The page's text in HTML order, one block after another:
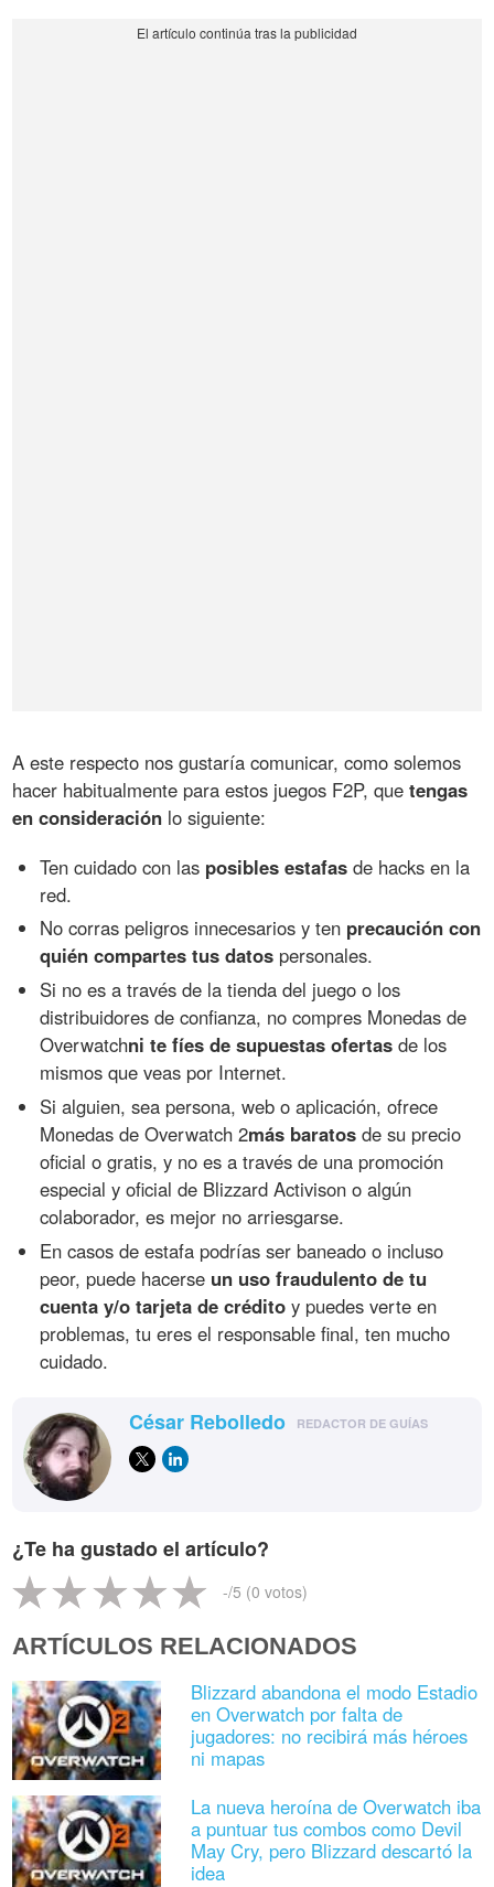
A este respecto nos gustaría comunicar, como solemos
hacer habitualmente para estos juegos F2P, quetengas
en consideración lo siguiente:
Ten cuidado con las posibles estafas de hacks en la
red.
No corras peligros innecesarios y ten precaución con
quién compartes tus datos personales.
Si no es a través de la tienda del juego o los
distribuidores de confianza, no compres Monedas de
Overwatchni te fíes de supuestas ofertas de los
mismos que veas por Internet.
Si alguien, sea persona, web o aplicación, ofrece
Monedas de Overwatch 2más baratos de su precio
oficial o gratis, y no es a través de una promoción
especial y oficial de Blizzard Activison o algún
colaborador, es mejor no arriesgarse.
En casos de estafa podrías ser baneado o incluso
peor, puede hacerse un uso fraudulento de tu
cuenta y/o tarjeta de crédito y puedes verte en
problemas, tu eres el responsable final, ten mucho
cuidado.
César Rebolledo REDACTOR DE GUÍAS
¿Te ha gustado el artículo?
-/5 (0 votos)
ARTÍCULOS RELACIONADOS
Blizzard abandona el modo Estadio
en Overwatch por falta de
jugadores: no recibirá más héroes
ni mapas
La nueva heroína de Overwatch iba
a puntuar tus combos como Devil
May Cry, pero Blizzard descartó la
idea